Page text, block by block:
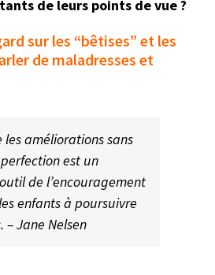
de leurs points de vue ?
sur les “bêtises” et les
de maladresses et
les améliorations sans
est un
de l’encouragement
enfants à poursuivre
– Jane Nelsen